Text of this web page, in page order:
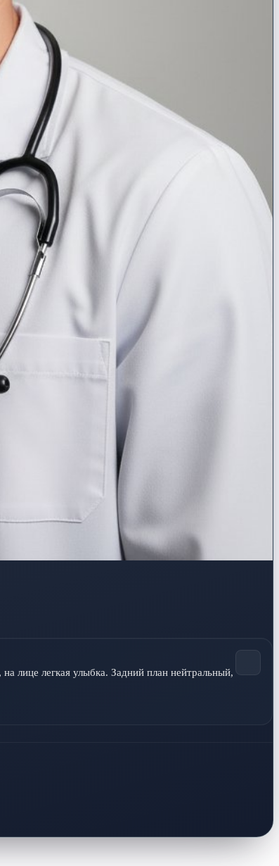
лице легкая улыбка. Задний план нейтральный,